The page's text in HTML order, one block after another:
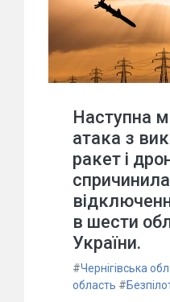
Наступна
атака з
ракет і
спричинила
в шести
України.
#Чернігівська
область #